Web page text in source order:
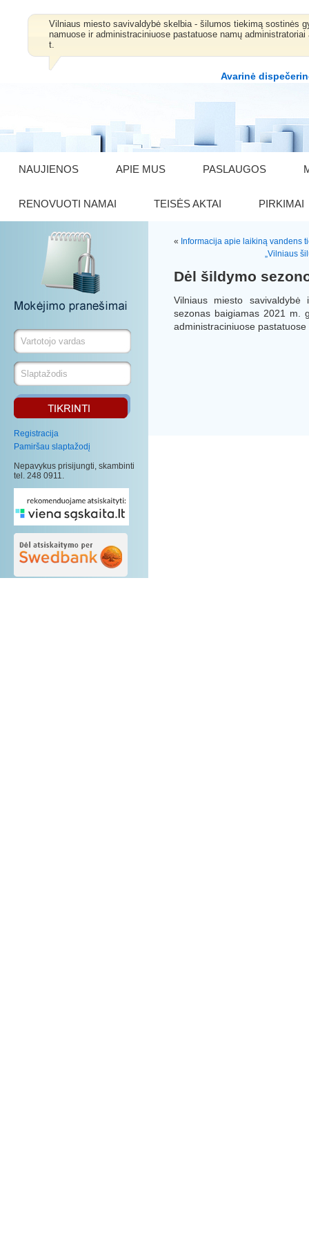
Vilniaus miesto savivaldybė skelbia - šilumos tiekimą sostinės
namuose ir administraciniuose pastatuose namų
t.
Avarinė
NAUJIENOS APIE MUS PASLAUGOS
RENOVUOTI NAMAI TEISĖS AKTAI PIRKIMAI
Registracija
Pamiršau slaptažodį
Nepavykus prisijungti, skambinti
tel. 248 0911.
« Informacija apie laikiną vandens
„Vilniaus
Dėl šildymo
Vilniaus miesto savivaldybė
sezonas baigiamas 2021 m.
administraciniuose pastatuose